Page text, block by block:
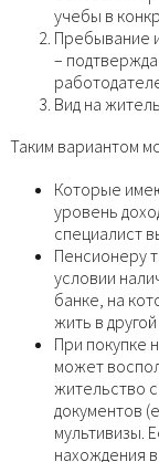
учебы в
Пребывание
–
Вид на
Таким вариантом
Которые
уровень
специалист
Пенсионеру
условии
банке, на
жить в
При покупке
может
жительство
документов
мультивизы.
нахождения